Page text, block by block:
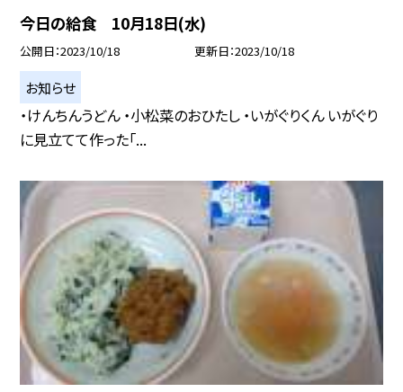
今日の給食 10月18日(水)
公開日 2023/10/18 更新日 2023/10/18
お知らせ
・けんちんうどん ・小松菜のおひたし ・いがぐりくん いがぐり
に見立てて作った「...